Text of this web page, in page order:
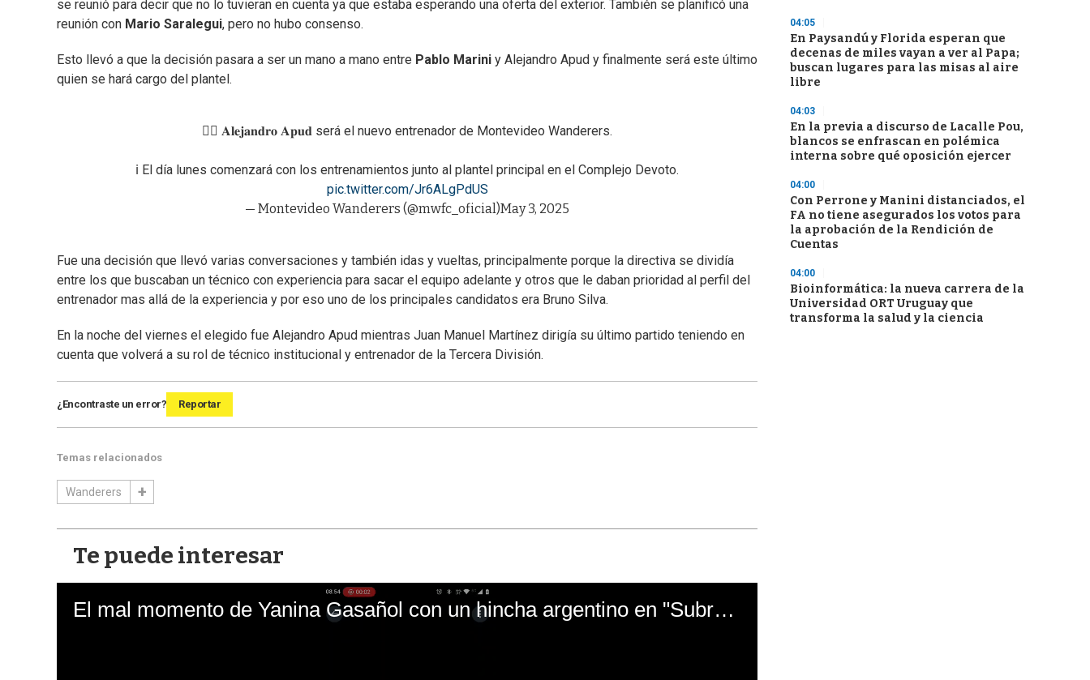
se reunió para decir que no lo tuvieran en cuenta ya que estaba esperando una oferta del exterior. También se planificó una
reunión con Mario Saralegui, pero no hubo consenso.
Esto llevó a que la decisión pasara a ser un mano a mano entre Pablo Marini y Alejandro Apud y finalmente será este último
quien se hará cargo del plantel.
✍🏼 𝐀𝐥𝐞𝐣𝐚𝐧𝐝𝐫𝐨 𝐀𝐩𝐮𝐝 será el nuevo entrenador de Montevideo Wanderers.
ℹ️ El día lunes comenzará con los entrenamientos junto al plantel principal en el Complejo Devoto.
pic.twitter.com/Jr6ALgPdUS
— Montevideo Wanderers (@mwfc_oficial)May 3, 2025
Fue una decisión que llevó varias conversaciones y también idas y vueltas, principalmente porque la directiva se dividía
entre los que buscaban un técnico con experiencia para sacar el equipo adelante y otros que le daban prioridad al perfil del
entrenador mas allá de la experiencia y por eso uno de los principales candidatos era Bruno Silva.
En la noche del viernes el elegido fue Alejandro Apud mientras Juan Manuel Martínez dirigía su último partido teniendo en
cuenta que volverá a su rol de técnico institucional y entrenador de la Tercera División.
¿Encontraste un error? Reportar
Temas relacionados
Wanderers
Te puede interesar
El mal momento de Yanina Gasañol con un hincha argentino en "Subrayado"
04:05
En Paysandú y Florida esperan que
decenas de miles vayan a ver al Papa;
buscan lugares para las misas al aire
libre
04:03
En la previa a discurso de Lacalle Pou,
blancos se enfrascan en polémica
interna sobre qué oposición ejercer
04:00
Con Perrone y Manini distanciados, el
FA no tiene asegurados los votos para
la aprobación de la Rendición de
Cuentas
04:00
Bioinformática: la nueva carrera de la
Universidad ORT Uruguay que
transforma la salud y la ciencia